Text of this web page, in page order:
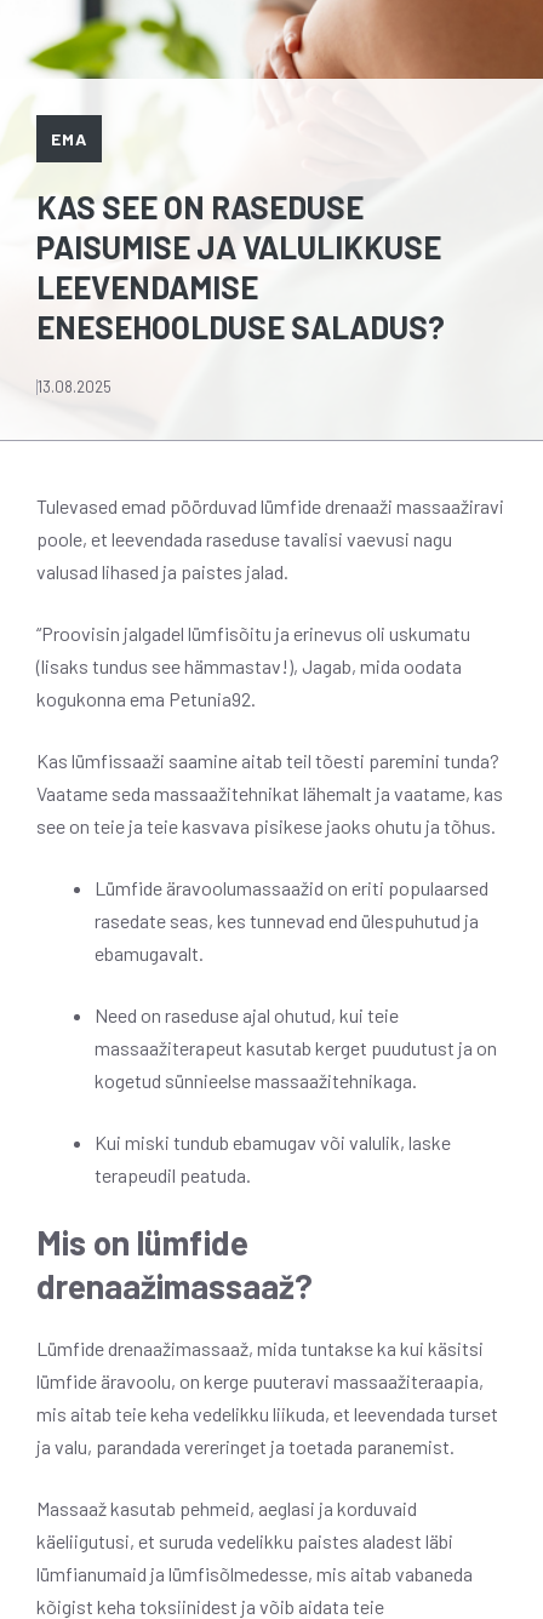
EMA
KAS SEE ON RASEDUSE
PAISUMISE JA VALULIKKUSE
LEEVENDAMISE
ENESEHOOLDUSE SALADUS?
13.08.2025
Tulevased emad pöörduvad lümfide drenaaži massaažiravi
poole, et leevendada raseduse tavalisi vaevusi nagu
valusad lihased ja paistes jalad.
“Proovisin jalgadel lümfisõitu ja erinevus oli uskumatu
(lisaks tundus see hämmastav!), Jagab, mida oodata
kogukonna ema Petunia92.
Kas lümfissaaži saamine aitab teil tõesti paremini tunda?
Vaatame seda massaažitehnikat lähemalt ja vaatame, kas
see on teie ja teie kasvava pisikese jaoks ohutu ja tõhus.
Lümfide äravoolumassaažid on eriti populaarsed
rasedate seas, kes tunnevad end ülespuhutud ja
ebamugavalt.
Need on raseduse ajal ohutud, kui teie
massaažiterapeut kasutab kerget puudutust ja on
kogetud sünnieelse massaažitehnikaga.
Kui miski tundub ebamugav või valulik, laske
terapeudil peatuda.
Mis on lümfide
drenaažimassaaž?
Lümfide drenaažimassaaž, mida tuntakse ka kui käsitsi
lümfide äravoolu, on kerge puuteravi massaažiteraapia,
mis aitab teie keha vedelikku liikuda, et leevendada turset
ja valu, parandada vereringet ja toetada paranemist.
Massaaž kasutab pehmeid, aeglasi ja korduvaid
käeliigutusi, et suruda vedelikku paistes aladest läbi
lümfianumaid ja lümfisõlmedesse, mis aitab vabaneda
kõigist keha toksiinidest ja võib aidata teie